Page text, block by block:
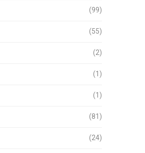
(99)
(55)
(2)
(1)
(1)
(81)
(24)